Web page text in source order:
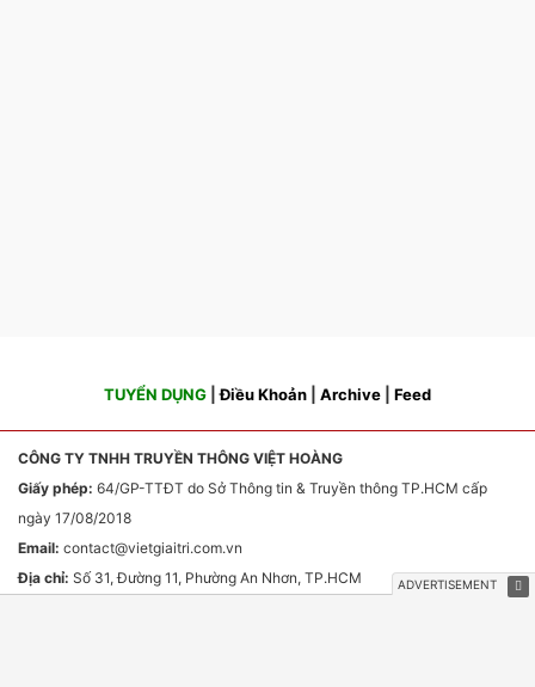
TUYỂN DỤNG |Điều Khoản Archive Feed
CÔNG TY TNHH TRUYỀN THÔNG VIỆT HOÀNG
Giấy phép: 64/GP-TTĐT do Sở Thông tin & Truyền thông TP.HCM cấp
ngày 17/08/2018
Email: contact@vietgiaitri.com.vn
Địa chỉ: Số 31, Đường 11, Phường An Nhơn, TP.HCM